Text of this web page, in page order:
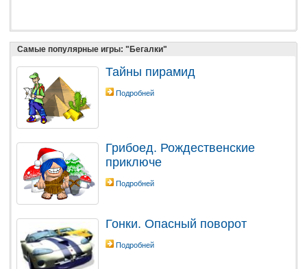
Самые популярные игры: "Бегалки"
Тайны пирамид
Подробней
Грибоед. Рождественские
приключе
Подробней
Гонки. Опасный поворот
Подробней